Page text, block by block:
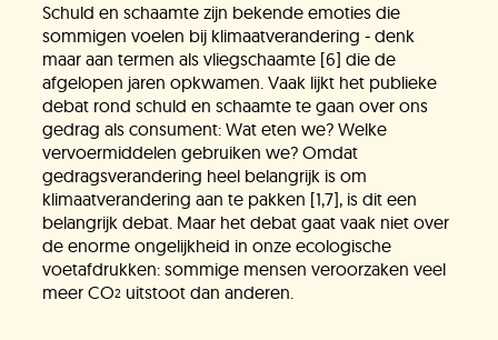
Schuld en schaamte zijn bekende emoties die
sommigen voelen bij klimaatverandering - denk
maar aan termen als vliegschaamte [6] die de
afgelopen jaren opkwamen. Vaak lijkt het publieke
debat rond schuld en schaamte te gaan over ons
gedrag als consument: Wat eten we? Welke
vervoermiddelen gebruiken we? Omdat
gedragsverandering heel belangrijk is om
klimaatverandering aan te pakken [1,7], is dit een
belangrijk debat. Maar het debat gaat vaak niet over
de enorme ongelijkheid in onze ecologische
voetafdrukken: sommige mensen veroorzaken veel
meer CO2uitstoot dan anderen.